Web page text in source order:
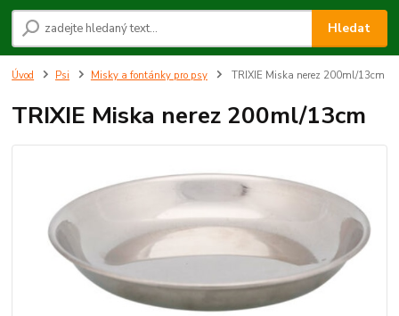
Hledat
Úvod Psi Misky a fontánky pro psy TRIXIE Miska nerez 200ml/13cm
TRIXIE Miska nerez 200ml/13cm